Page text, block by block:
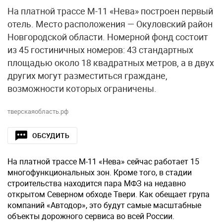
На платной трассе М-11 «Нева» построен первый
отель. Место расположения — Окуловский район
Новгородской области. Номерной фонд состоит
из 45 гостиничных номеров: 43 стандартных
площадью около 18 квадратных метров, а в двух
других могут разместиться граждане,
возможности которых ограничены.
тверскаяобласть.рф
ОБСУДИТЬ
На платной трассе М-11 «Нева» сейчас работает 15
многофункциональных зон. Кроме того, в стадии
строительства находится пара МФЗ на недавно
открытом Северном обходе Твери. Как обещает група
компаний «Автодор», это будут самые масштабные
объекты дорожного сервиса во всей России.